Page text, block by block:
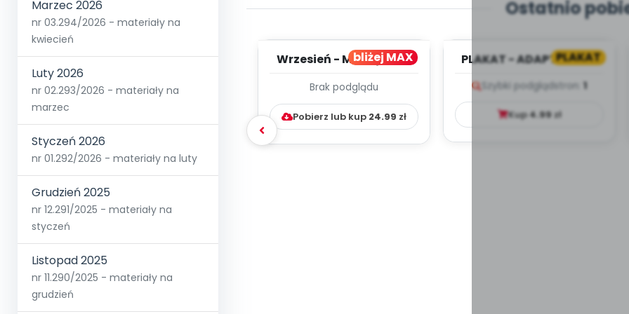
Marzec 2026
nr 03.294/2026 - materiały na
kwiecień
Luty 2026
nr 02.293/2026 - materiały na
marzec
Styczeń 2026
nr 01.292/2026 - materiały na luty
Grudzień 2025
nr 12.291/2025 - materiały na
styczeń
Listopad 2025
nr 11.290/2025 - materiały na
grudzień
Ostatnio
bliżej MAX
Wrzesień - MIESIĘCZNY
WYCHOWAWCZO –
DYDAKTYC...
Brak podglądu
Pobierz lub kup 24.99 zł
PLAKAT
PLAKAT - ADAPTACJA -
Szybki podgląd stron: 1
Kup4.99zł